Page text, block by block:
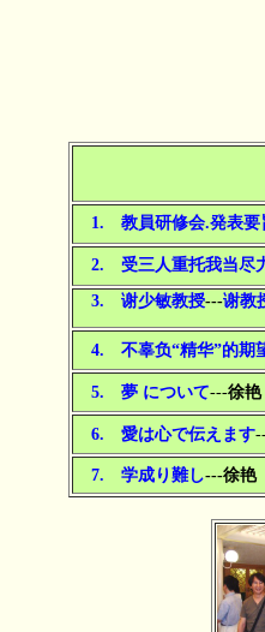
1. 教員研修会.発表要
2. 受三人重托我当尽
3. 谢少敏教授---谢教
4. 不辜负“精华”的期
5. 夢 について---徐艳
6. 愛は心で伝えます
7. 学成り難し---徐艳